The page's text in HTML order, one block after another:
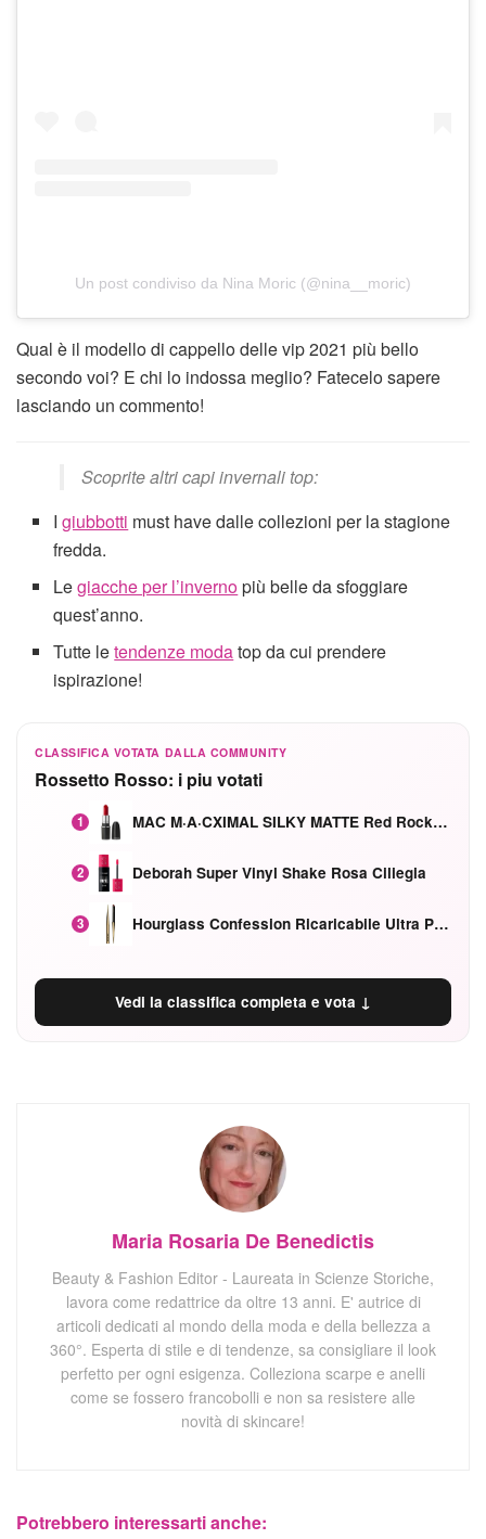
Un post condiviso da Nina Moric (@nina__moric)
Qual è il modello di cappello delle vip 2021 più bello
secondo voi? E chi lo indossa meglio? Fatecelo sapere
lasciando un commento!
Scoprite altri capi invernali top:
Igiubbotti must have dalle collezioni per la stagione
fredda.
Legiacche per l’invernopiù belle da sfoggiare
quest’anno.
Tutte letendenze modatop da cui prendere
ispirazione!
CLASSIFICA VOTATA DALLA COMMUNITY
Rossetto Rosso: i piu votati
1 MAC M·A·CXIMAL SILKY MATTE Red Rock mat
2 Deborah Super Vinyl Shake Rosa Ciliegia
3 Hourglass Confession Ricaricabile Ultra Preciso Ad Alta Intensità Secretly Classic Red
Vedi la classifica completa e vota ↓
Maria Rosaria De Benedictis
Beauty & Fashion Editor - Laureata in Scienze Storiche,
lavora come redattrice da oltre 13 anni. E' autrice di
articoli dedicati al mondo della moda e della bellezza a
360°. Esperta di stile e di tendenze, sa consigliare il look
perfetto per ogni esigenza. Colleziona scarpe e anelli
come se fossero francobolli e non sa resistere alle
novità di skincare!
Potrebbero interessarti anche: